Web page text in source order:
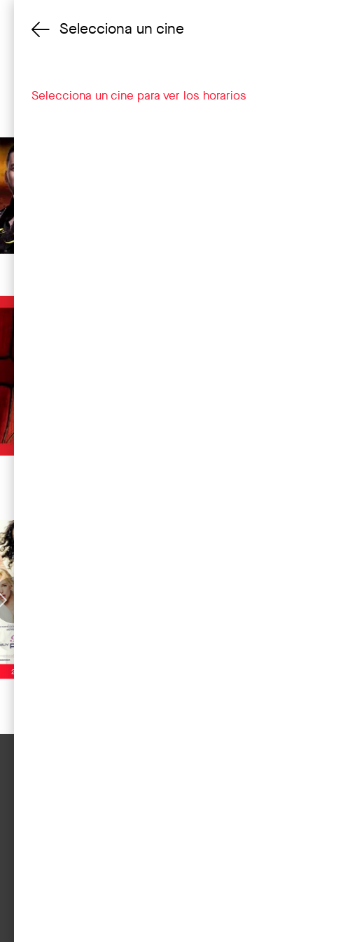
Cambiar cine
20 DE AGOSTO
Selecciona un cine
Selecciona un cine para ver los horarios